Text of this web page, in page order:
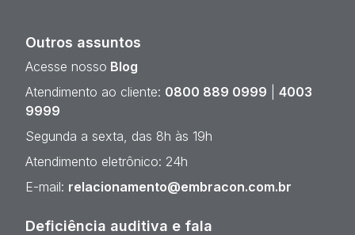
Outros assuntos
Acesse nosso Blog
Atendimento ao cliente: 0800 889 0999
4003
9999
Segunda a sexta, das 8h às 19h
Atendimento eletrônico: 24h
E-mail: relacionamento@embracon.com.br
Deficiência auditiva e fala